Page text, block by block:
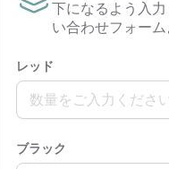
下になるよう入
い合わせフォー
レッド
ブラック